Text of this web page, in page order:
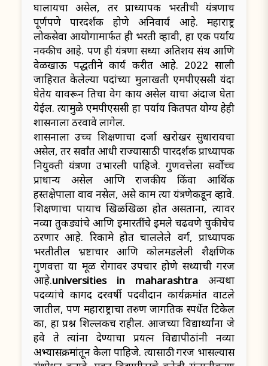
घालायचा असेल, तर प्राध्यापक भरतीची यंत्रणाच
पूर्णपणे पारदर्शक होणे अनिवार्य आहे. महाराष्ट्र
लोकसेवा आयोगामार्फत ही भरती व्हावी, हा एक पर्याय
नक्कीच आहे. पण ही यंत्रणा सध्या अतिशय संथ आणि
वेळखाऊ पद्धतीने कार्य करीत आहे. 2022 साली
जाहिरात केलेल्या पदांच्या मुलाखती एमपीएससी यंदा
घेतेय यावरून तिचा वेग काय असेल याचा अंदाज घेता
येईल. त्यामुळे एमपीएससी हा पर्याय कितपत योग्य हेही
शासनाला ठरवावे लागेल.
शासनाला उच्च शिक्षणाचा दर्जा खरोखर सुधारायचा
असेल, तर सर्वांत आधी राज्यासाठी पारदर्शक प्राध्यापक
नियुक्ती यंत्रणा उभारली पाहिजे. गुणवत्तेला सर्वोच्च
प्राधान्य असेल आणि राजकीय किंवा आर्थिक
हस्तक्षेपाला वाव नसेल, असे काम त्या यंत्रणेकडून व्हावे.
शिक्षणाचा पायाच खिळखिळा होत असताना, त्यावर
नव्या तुकड्यांचे आणि इमारतींचे इमले चढवणे चुकीचेच
ठरणार आहे. रिकामे होत चाललेले वर्ग, प्राध्यापक
भरतीतील भ्रष्टाचार आणि कोलमडलेली शैक्षणिक
गुणवत्ता या मूळ रोगावर उपचार होणे सध्याची गरज
आहे.universities in maharashtra अन्यथा
पदव्यांचे कागद दरवर्षी पदवीदान कार्यक्रमांत वाटले
जातील, पण महाराष्ट्राचा तरुण जागतिक स्पर्धेत टिकेल
का, हा प्रश्न शिल्लकच राहील. आजच्या विद्यार्थ्यांना जे
हवे ते त्यांना देण्याचा प्रयत्न विद्यापीठांनी नव्या
अभ्यासक्रमांतून केला पाहिजे. त्यासाठी गरज भासल्यास